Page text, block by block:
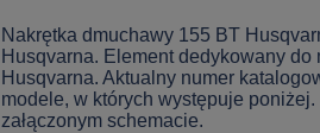
Nakrętka dmuchawy 155 BT
Husqvarna. Element dedykowany
Husqvarna. Aktualny numer
modele, w których występuje
załączonym schemacie.